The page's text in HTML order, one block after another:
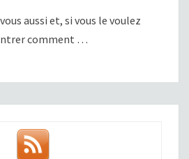
aussi et, si vous le voulez
comment …